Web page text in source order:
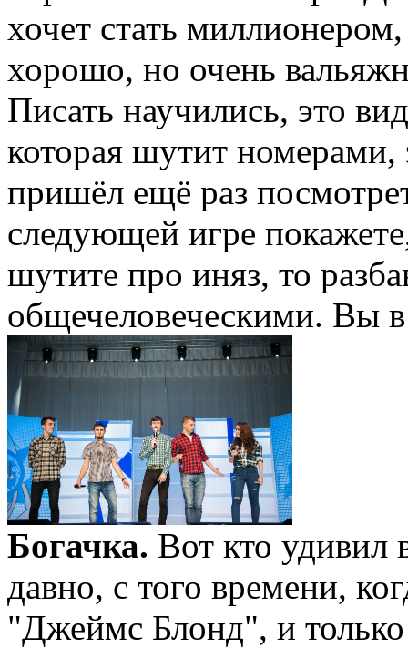
хочет стать
хорошо, но очень
Писать научились, это
которая шутит
пришёл ещё раз
следующей игре
шутите про иняз, то
общечеловеческими. Вы в
Богачка. Вот кто удивил
давно, с того времени,
"Джеймс Блонд", и